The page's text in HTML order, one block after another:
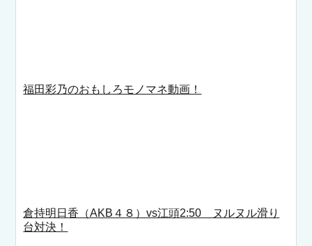
福田彩乃のおもしろモノマネ動画！
倉持明日香（AKB４８）vs江頭2:50 ヌルヌル滑り
台対決！